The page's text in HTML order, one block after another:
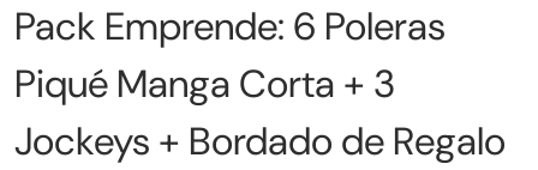
Pack Emprende: 6 Poleras
Piqué Manga Corta + 3
Jockeys + Bordado de Regalo